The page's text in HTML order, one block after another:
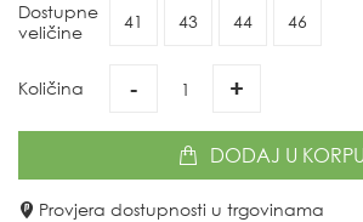
Dostupne
veličine
41 43 44 46
Količina - +
DODAJ U KORPU
Provjera dostupnosti u trgovinama